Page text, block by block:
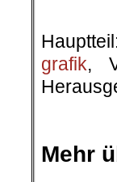
grafik,
Mehr